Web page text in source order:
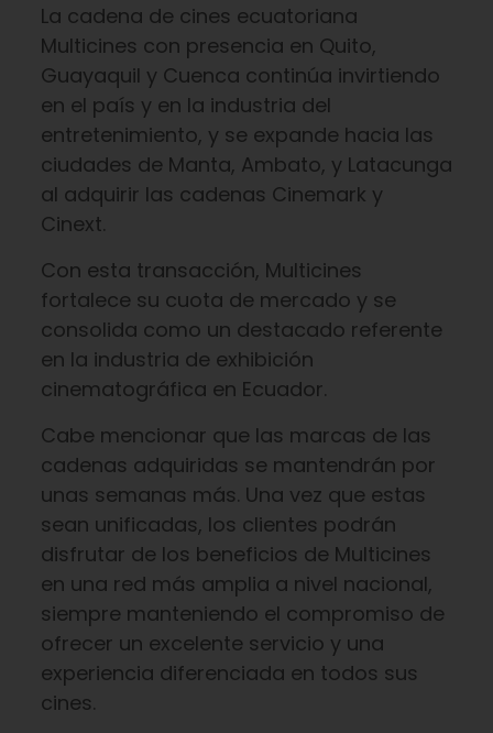
La cadena de cines ecuatoriana
Multicines con presencia en Quito,
Guayaquil y Cuenca continúa invirtiendo
en el país y en la industria del
entretenimiento, y se expande hacia las
ciudades de Manta, Ambato, y Latacunga
al adquirir las cadenas Cinemark y
Cinext.
Con esta transacción, Multicines
fortalece su cuota de mercado y se
consolida como un destacado referente
en la industria de exhibición
cinematográfica en Ecuador.
Cabe mencionar que las marcas de las
cadenas adquiridas se mantendrán por
unas semanas más. Una vez que estas
sean unificadas, los clientes podrán
disfrutar de los beneficios de Multicines
en una red más amplia a nivel nacional,
siempre manteniendo el compromiso de
ofrecer un excelente servicio y una
experiencia diferenciada en todos sus
cines.